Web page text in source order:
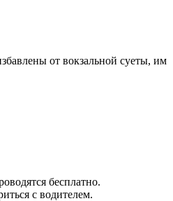
от вокзальной суеты, им
бесплатно.
с водителем.